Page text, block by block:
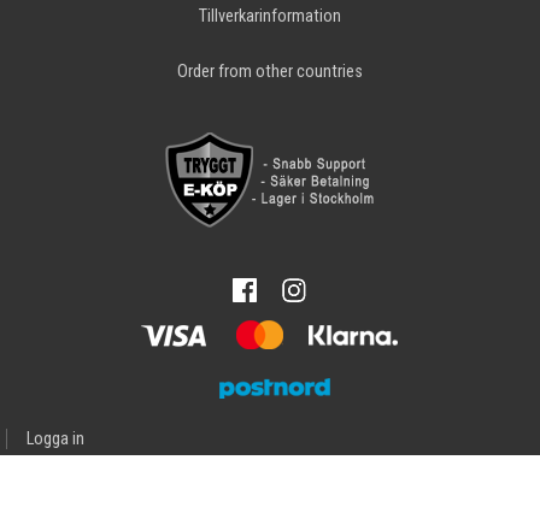
Tillverkarinformation
Order from other countries
Logga in